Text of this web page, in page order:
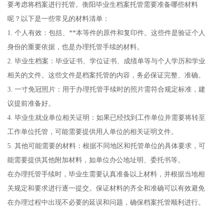
要考虑将档案进行托管。衡阳毕业生档案托管需要准备哪些材料
呢？以下是一些常见的材料清单：
1. 个人有效：包括、**本等件的原件和复印件。这些件是验证个人
身份的重要依据，也是办理托管手续的材料。
2. 毕业生档案：毕业证书、学位证书、成绩单等与个人学历和学业
相关的文件。这些文件是档案托管的内容，务必保证完整、准确。
3. 一寸免冠照片：用于办理托管手续时的照片需符合规定标准，建
议提前准备好。
4. 毕业生就业单位相关证明：如果已经找到工作单位并需要将转至
工作单位托管，可能需要提供用人单位的相关证明文件。
5. 其他可能需要的材料：根据不同地区和托管单位的具体要求，可
能需要提供其他附加材料，如单位办公地址明、委托书等。
在办理托管手续时，毕业生需要认真准备以上材料，并根据当地相
关规定和要求进行逐一提交。保证材料的齐全和准确可以有效避免
在办理过程中出现不必要的延误和问题，确保档案托管顺利进行。